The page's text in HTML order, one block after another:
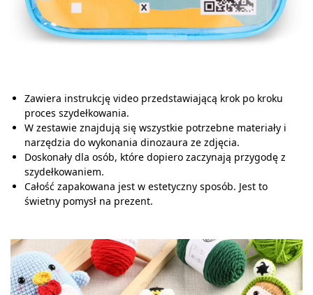
Zawiera instrukcję video przedstawiającą krok po kroku
proces szydełkowania.
W zestawie znajdują się wszystkie potrzebne materiały i
narzędzia do wykonania dinozaura ze zdjęcia.
Doskonały dla osób, które dopiero zaczynają przygodę z
szydełkowaniem.
Całość zapakowana jest w estetyczny sposób. Jest to
świetny pomysł na prezent.